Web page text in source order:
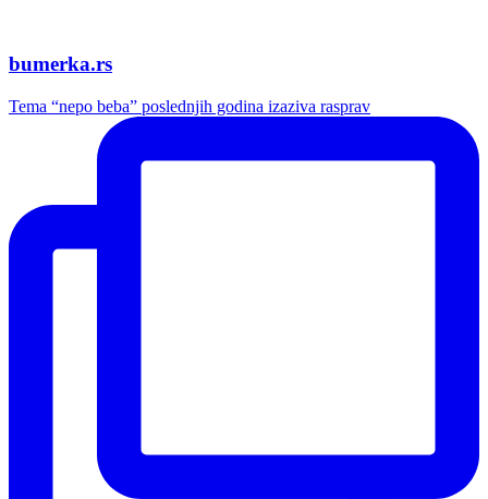
bumerka.rs
Tema “nepo beba” poslednjih godina izaziva rasprav